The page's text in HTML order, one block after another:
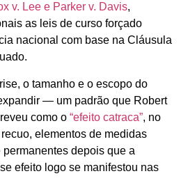
v. Lee e Parker v. Davis,
as leis de curso forçado
nacional com base na Cláusula
o tamanho e o escopo do
— um padrão que Robert
como o “efeito catraca”, no
elementos de medidas
depois que a
efeito logo se manifestou nas